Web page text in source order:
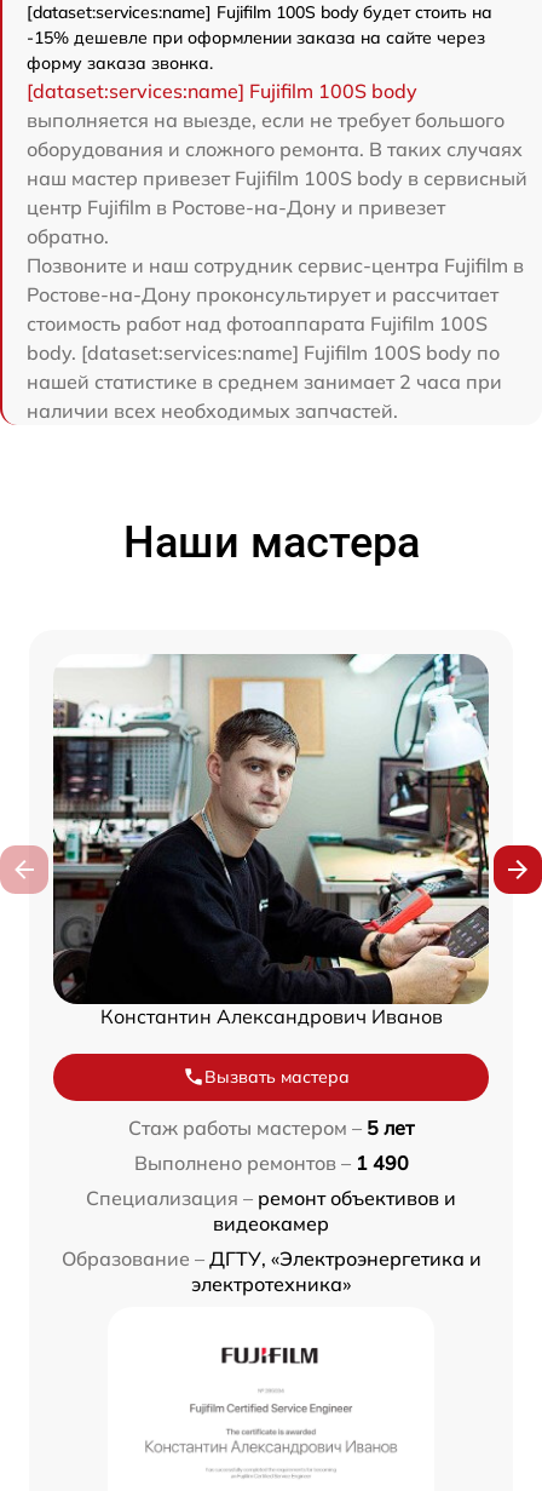
[dataset:services:name] Fujifilm 100S body будет стоить на
-15% дешевле при оформлении заказа на сайте через
форму заказа звонка.
[dataset:services:name] Fujifilm 100S body
выполняется на выезде, если не требует большого
оборудования и сложного ремонта. В таких случаях
наш мастер привезет Fujifilm 100S body в сервисный
центр Fujifilm в Ростове-на-Дону и привезет
обратно.
Позвоните и наш сотрудник сервис-центра Fujifilm в
Ростове-на-Дону проконсультирует и рассчитает
стоимость работ над фотоаппарата Fujifilm 100S
body. [dataset:services:name] Fujifilm 100S body по
нашей статистике в среднем занимает 2 часа при
наличии всех необходимых запчастей.
Наши мастера
Константин Александрович Иванов
Вызвать мастера
Стаж работы мастером – 5 лет
Выполнено ремонтов – 1 490
Специализация – ремонт объективов и
видеокамер
Образование – ДГТУ, «Электроэнергетика и
электротехника»